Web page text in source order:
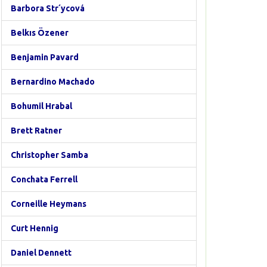
Barbora Str´ycová
Belkıs Özener
Benjamin Pavard
Bernardino Machado
Bohumil Hrabal
Brett Ratner
Christopher Samba
Conchata Ferrell
Corneille Heymans
Curt Hennig
Daniel Dennett